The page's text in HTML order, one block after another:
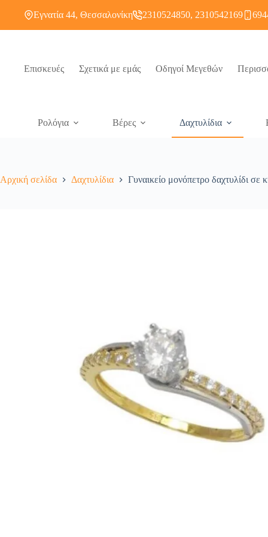
Εγνατία 44, Θεσσαλονίκη 2310524850, 2310542169
Επισκευές Σχετικά με εμάς Οδηγοί Μεγεθών
Ρολόγια Βέρες Δαχτυλίδια
Αρχική σελίδα Δαχτυλίδια Γυναικείο μονόπετρο δαχτυλίδι σε